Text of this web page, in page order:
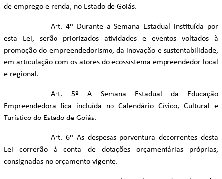
de emprego e renda, no Estado de Goiás.
Art. 4º Durante a Semana Estadual instituída por
esta Lei, serão priorizados atividades e eventos voltados à
promoção do empreendedorismo, da inovação e sustentabilidade,
em articulação com os atores do ecossistema empreendedor local
e regional.
Art. 5º A Semana Estadual da Educação
Empreendedora fica incluída no Calendário Cívico, Cultural e
Turístico do Estado de Goiás.
Art. 6º As despesas porventura decorrentes desta
Lei correrão à conta de dotações orçamentárias próprias,
consignadas no orçamento vigente.